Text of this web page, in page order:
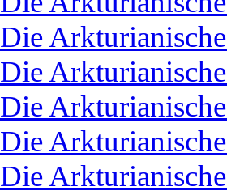
Die
Die
Die
Die
Die